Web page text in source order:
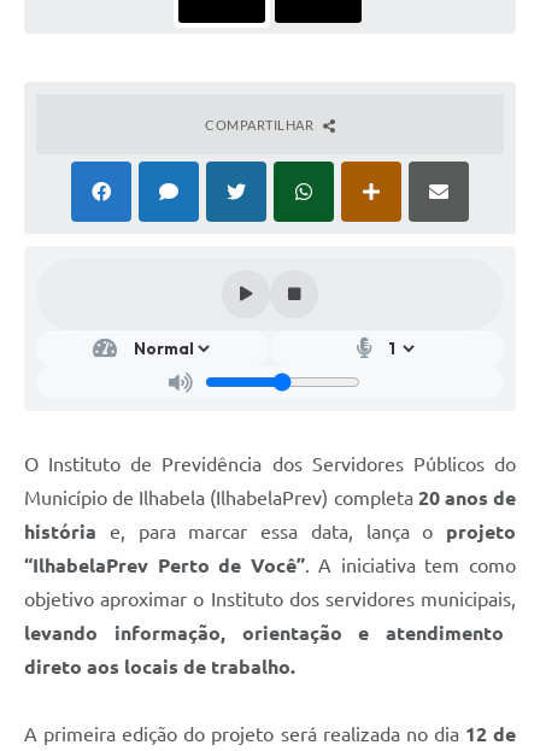
COMPARTILHAR
O Instituto de Previdência dos Servidores Públicos do
Município de Ilhabela (IlhabelaPrev) completa 20 anos de
história e, para marcar essa data, lança o projeto
“IlhabelaPrev Perto de Você”. A iniciativa tem como
objetivo aproximar o Instituto dos servidores municipais,
levando informação, orientação e atendimento
direto aos locais de trabalho.
A primeira edição do projeto será realizada no dia 12 de